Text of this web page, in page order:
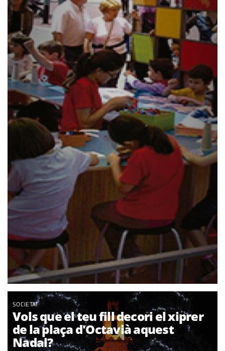
SOCIETAT
Vols que el teu fill decori el xiprer
de la plaça d'Octavià aquest
Nadal?